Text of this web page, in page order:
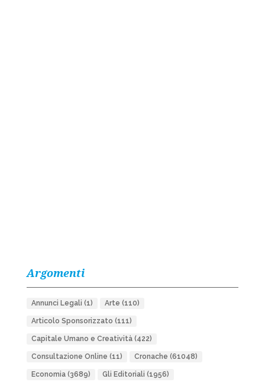
Argomenti
Annunci Legali (1) Arte (110)
Articolo Sponsorizzato (111)
Capitale Umano e Creatività(422)
Consultazione Online (11) Cronache (61048)
Economia(3689) Gli Editoriali (1956)